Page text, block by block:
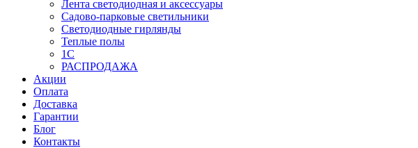
Лента светодиодная и аксессуары
Садово-парковые светильники
Светодиодные гирлянды
Теплые полы
1С
РАСПРОДАЖА
Акции
Оплата
Доставка
Гарантии
Блог
Контакты